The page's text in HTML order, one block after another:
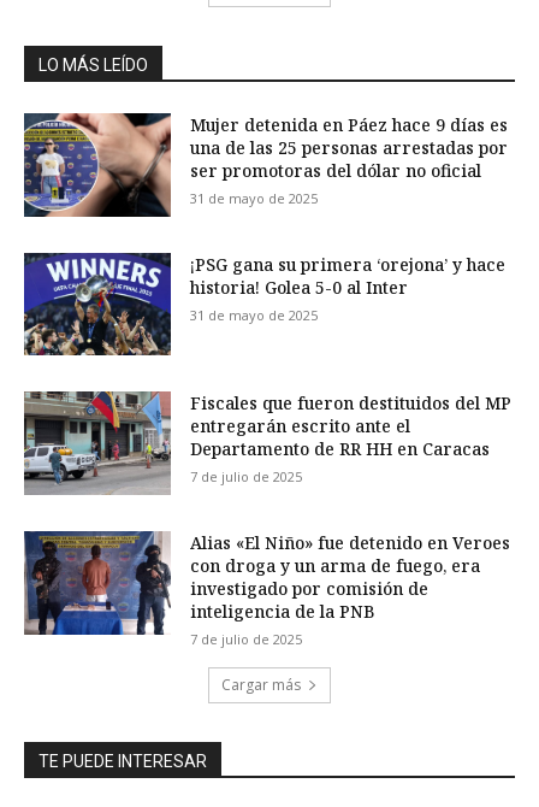
LO MÁS LEÍDO
Mujer detenida en Páez hace 9 días es
una de las 25 personas arrestadas por
ser promotoras del dólar no oficial
31 de mayo de 2025
¡PSG gana su primera ‘orejona’ y hace
historia! Golea 5-0 al Inter
31 de mayo de 2025
Fiscales que fueron destituidos del MP
entregarán escrito ante el
Departamento de RR HH en Caracas
7 de julio de 2025
Alias «El Niño» fue detenido en Veroes
con droga y un arma de fuego, era
investigado por comisión de
inteligencia de la PNB
7 de julio de 2025
Cargar más
TE PUEDE INTERESAR